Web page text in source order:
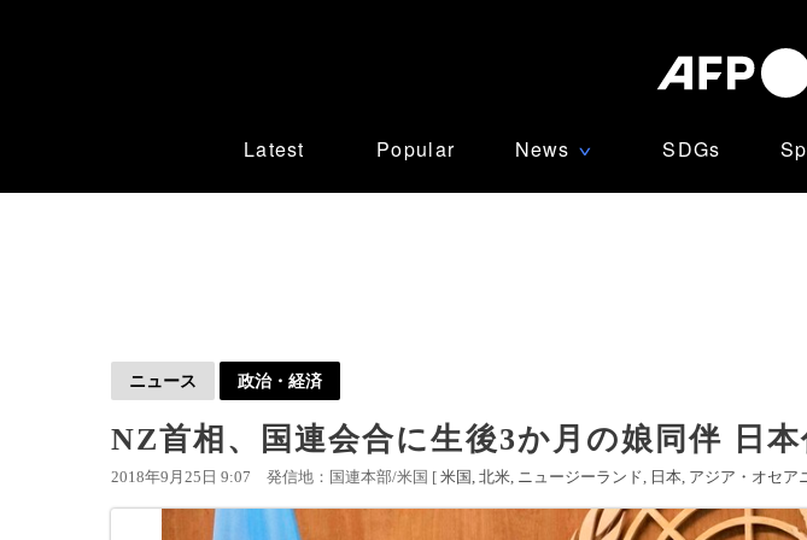
Latest Popular News ∨ SDGs
ニュース 政治・経済
NZ首相、国連会合に生後3か月の娘同伴 日
2018年9月25日 9:07 発信地：国連本部/米国 [ 米国 北米 ニュージーランド 日本 アジア・オセア